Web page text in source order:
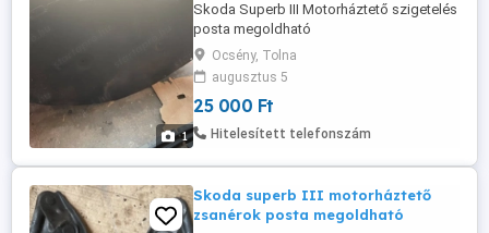
1
Skoda Superb III Motorháztető szigetelés
posta megoldható
Ocsény, Tolna
augusztus 5
25 000 Ft
Hitelesített telefonszám
Skoda superb III motorháztető
zsanérok posta megoldható